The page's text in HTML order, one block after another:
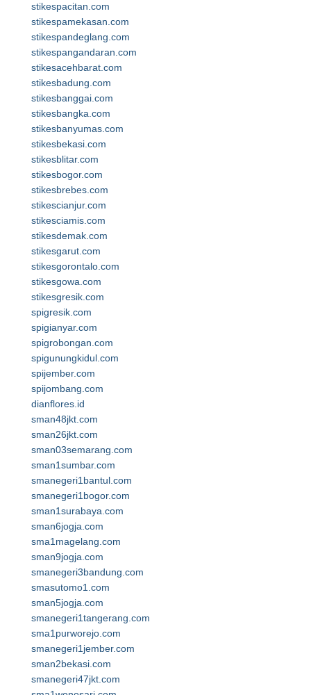
stikespacitan.com
stikespamekasan.com
stikespandeglang.com
stikespangandaran.com
stikesacehbarat.com
stikesbadung.com
stikesbanggai.com
stikesbangka.com
stikesbanyumas.com
stikesbekasi.com
stikesblitar.com
stikesbogor.com
stikesbrebes.com
stikescianjur.com
stikesciamis.com
stikesdemak.com
stikesgarut.com
stikesgorontalo.com
stikesgowa.com
stikesgresik.com
spigresik.com
spigianyar.com
spigrobongan.com
spigunungkidul.com
spijember.com
spijombang.com
dianflores.id
sman48jkt.com
sman26jkt.com
sman03semarang.com
sman1sumbar.com
smanegeri1bantul.com
smanegeri1bogor.com
sman1surabaya.com
sman6jogja.com
sma1magelang.com
sman9jogja.com
smanegeri3bandung.com
smasutomo1.com
sman5jogja.com
smanegeri1tangerang.com
sma1purworejo.com
smanegeri1jember.com
sman2bekasi.com
smanegeri47jkt.com